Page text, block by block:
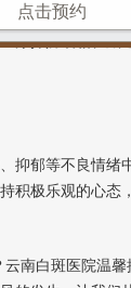
的黑色素细胞
涂抹防晒霜、戴
郁等不良情绪
积极乐观的心态
白斑医院温馨
点击预约